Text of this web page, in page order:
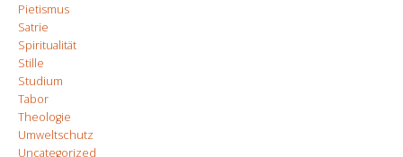
Pietismus
Satrie
Spiritualität
Stille
Studium
Tabor
Theologie
Umweltschutz
Uncategorized